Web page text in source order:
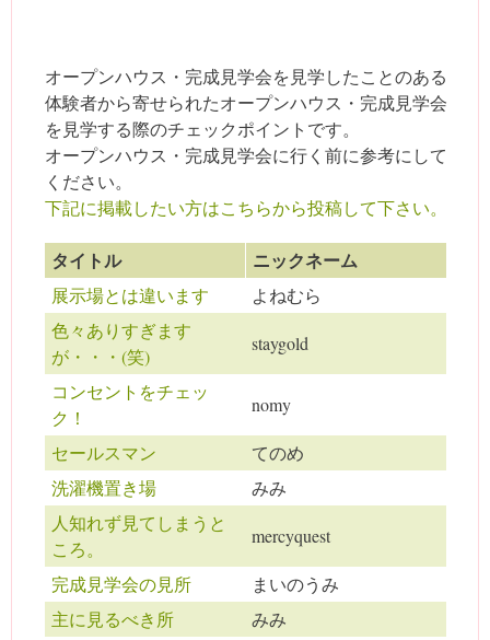
オープンハウス・完成見学会を見学したことのある
体験者から寄せられたオープンハウス・完成見学会
を見学する際のチェックポイントです。
オープンハウス・完成見学会に行く前に参考にして
ください。
下記に掲載したい方はこちらから投稿して下さい。
タイトル ニックネーム
展示場とは違います
よねむら
色々ありすぎます
が・・・(笑)
staygold
コンセントをチェッ
ク！
nomy
セールスマン
てのめ
洗濯機置き場
みみ
人知れず見てしまうと
ころ。
mercyquest
完成見学会の見所
まいのうみ
主に見るべき所
みみ